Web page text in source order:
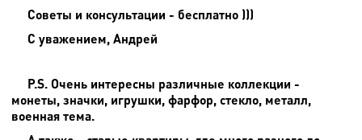
Советы и консультации - бесплатно )))
С уважением, Андрей
P.S. Очень интересны различные коллекции -
монеты, значки, игрушки, фарфор, стекло, металл,
военная тема.